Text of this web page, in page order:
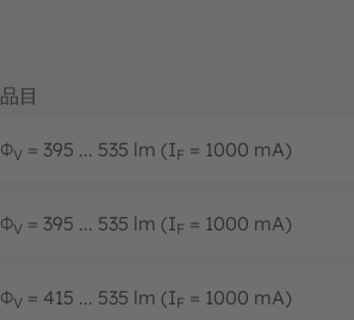
品目
ΦV = 395 ... 535 lm (IF = 1000 mA)
ΦV = 395 ... 535 lm (IF = 1000 mA)
ΦV = 415 ... 535 lm (IF = 1000 mA)